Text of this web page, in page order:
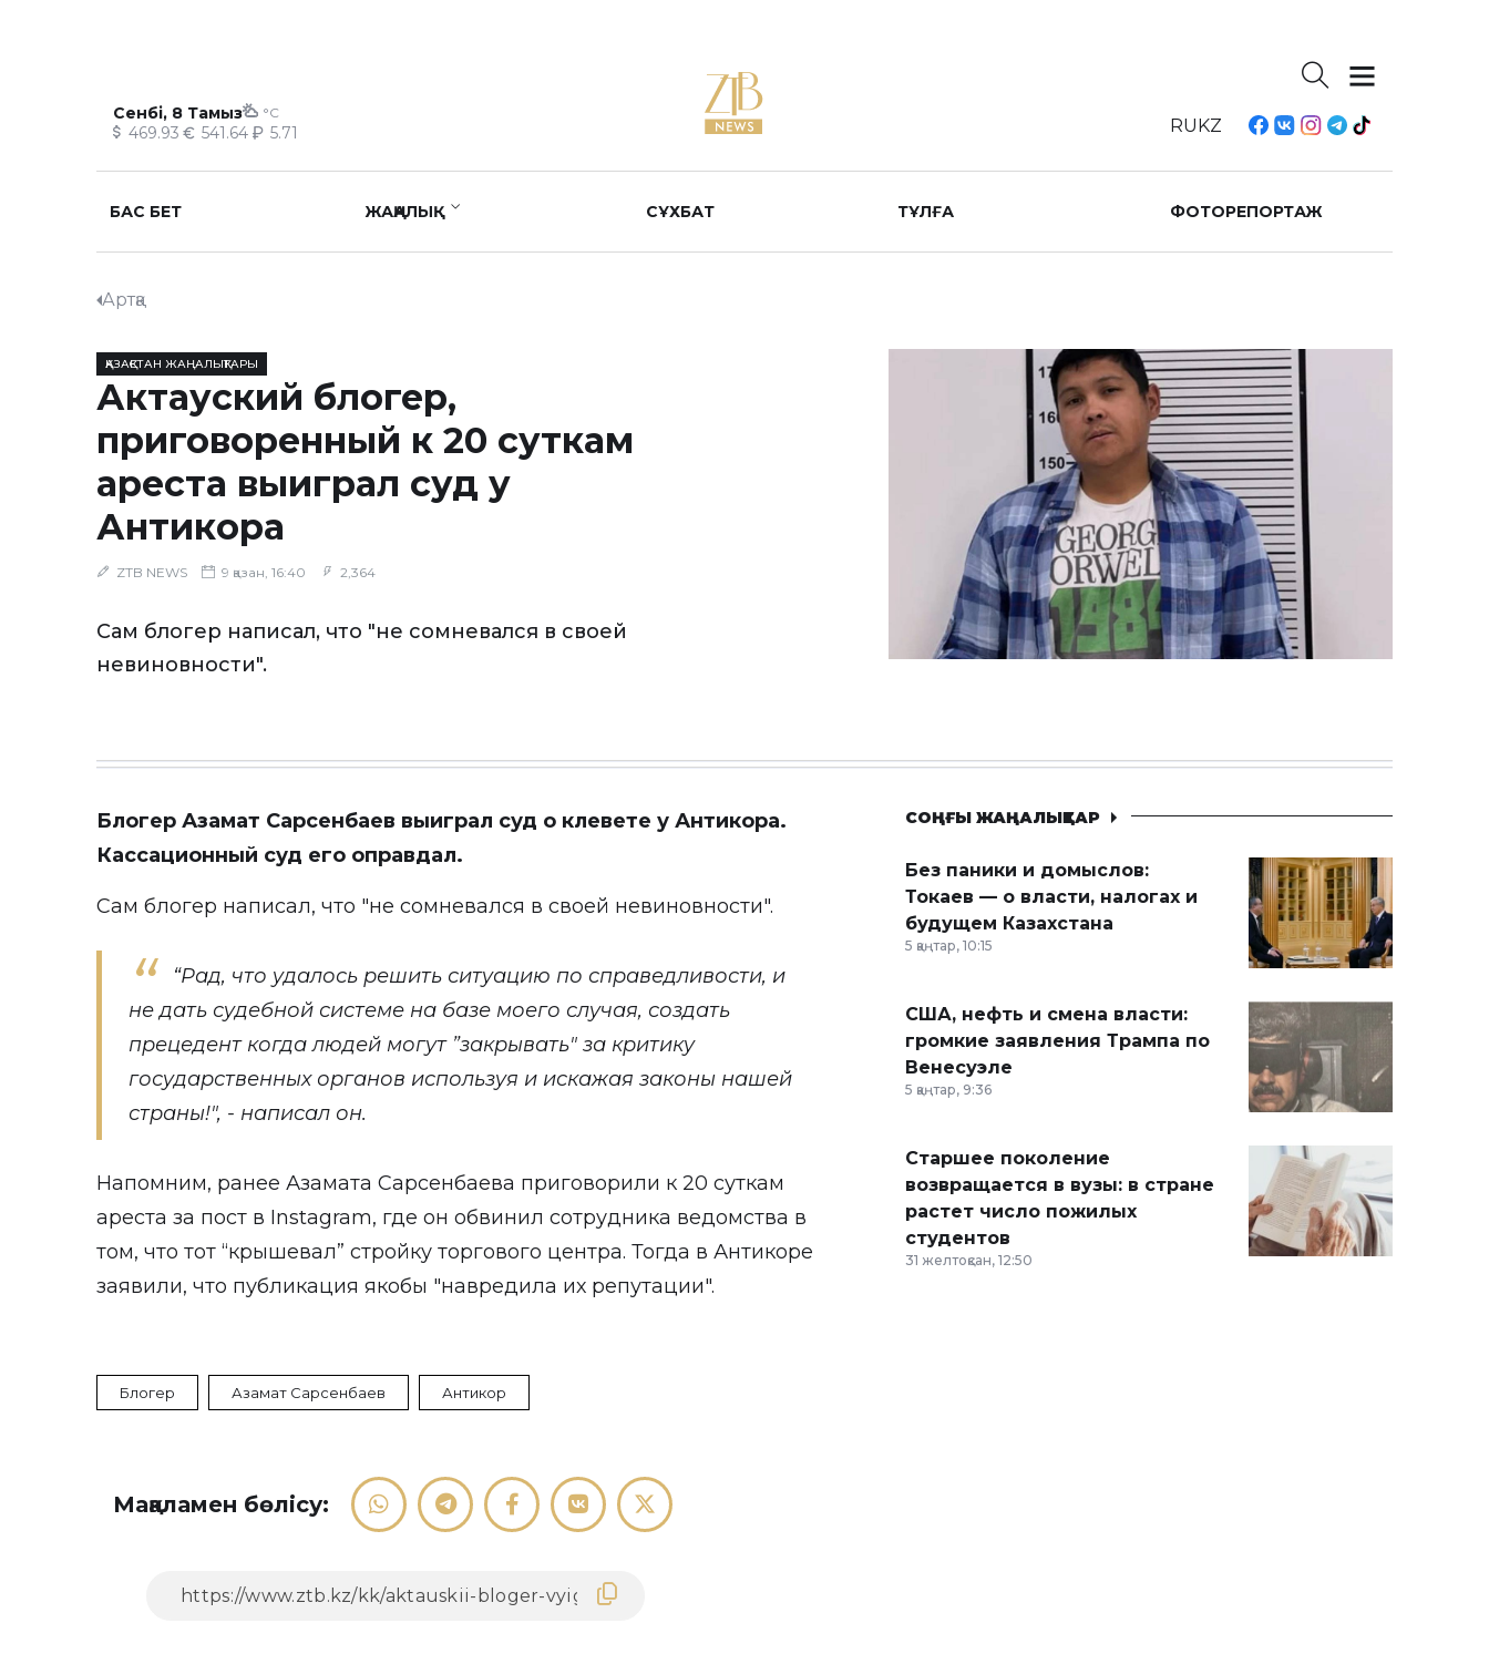
Сенбі, 8 Тамыз °C
469.93 541.64 5.71 RUKZ
БАС БЕТ ЖАҢАЛЫҚ СҰХБАТ ТҰЛҒА ФОТОРЕПОРТАЖ
Артқа
ҚАЗАҚСТАН ЖАҢАЛЫҚТАРЫ
Актауский блогер,
приговоренный к 20 суткам
ареста выиграл суд у
Антикора
ZTB NEWS 9 қазан, 16:40 2,364
Сам блогер написал, что "не сомневался в своей
невиновности".
Блогер Азамат Сарсенбаев выиграл суд о клевете у Антикора.
Кассационный суд его оправдал.
Сам блогер написал, что "не сомневался в своей невиновности".
“Рад, что удалось решить ситуацию по справедливости, и
не дать судебной системе на базе моего случая, создать
прецедент когда людей могут ”закрывать" за критику
государственных органов используя и искажая законы нашей
страны!", - написал он.
Напомним, ранее Азамата Сарсенбаева приговорили к 20 суткам
ареста за пост в Instagram, где он обвинил сотрудника ведомства в
том, что тот “крышевал” стройку торгового центра. Тогда в Антикоре
заявили, что публикация якобы "навредила их репутации".
Блогер Азамат Сарсенбаев Антикор
Мақаламен бөлісу:
СОҢҒЫ ЖАҢАЛЫҚТАР
Без паники и домыслов:
Токаев — о власти, налогах и
будущем Казахстана
5 қаңтар, 10:15
США, нефть и смена власти:
громкие заявления Трампа по
Венесуэле
5 қаңтар, 9:36
Старшее поколение
возвращается в вузы: в стране
растет число пожилых
студентов
31 желтоқсан, 12:50